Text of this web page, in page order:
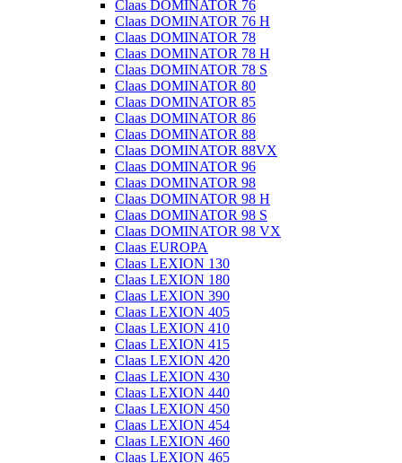
Claas DOMINATOR 76
Claas DOMINATOR 76 H
Claas DOMINATOR 78
Claas DOMINATOR 78 H
Claas DOMINATOR 78 S
Claas DOMINATOR 80
Claas DOMINATOR 85
Claas DOMINATOR 86
Claas DOMINATOR 88
Claas DOMINATOR 88VX
Claas DOMINATOR 96
Claas DOMINATOR 98
Claas DOMINATOR 98 H
Claas DOMINATOR 98 S
Claas DOMINATOR 98 VX
Claas EUROPA
Claas LEXION 130
Claas LEXION 180
Claas LEXION 390
Claas LEXION 405
Claas LEXION 410
Claas LEXION 415
Claas LEXION 420
Claas LEXION 430
Claas LEXION 440
Claas LEXION 450
Claas LEXION 454
Claas LEXION 460
Claas LEXION 465